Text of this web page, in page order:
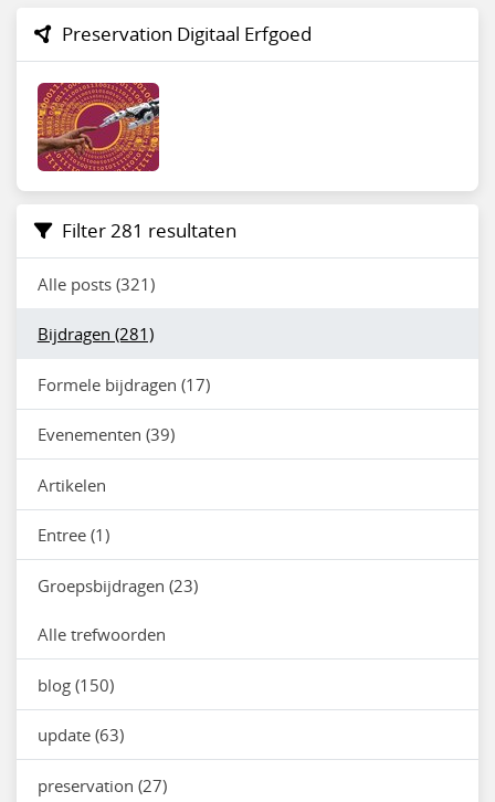
Preservation Digitaal Erfgoed
Filter 281 resultaten
Alle posts (321)
Bijdragen (281)
Formele bijdragen (17)
Evenementen (39)
Artikelen
Entree (1)
Groepsbijdragen (23)
Alle trefwoorden
blog (150)
update (63)
preservation (27)